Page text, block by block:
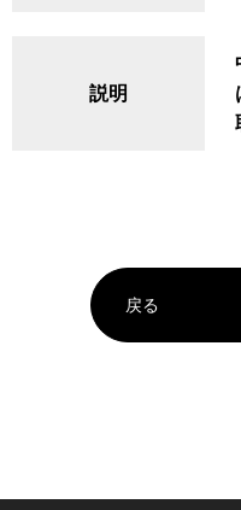
説明
戻る